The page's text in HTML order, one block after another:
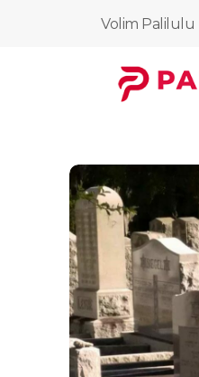
Volim Palilulu